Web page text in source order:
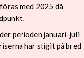
med 2025 då
perioden januari-juli
har stigit på bred